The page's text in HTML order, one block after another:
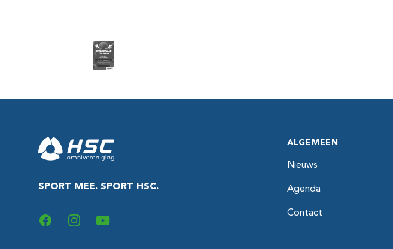
SPORT MEE. SPORT HSC.
FacebookInstagramYouTube
ALGEMEEN
Nieuws
Agenda
Contact